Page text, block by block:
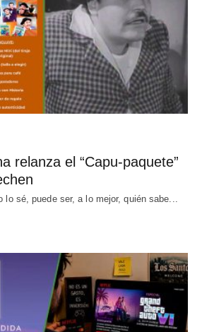
relanza el “Capu-paquete”
lo sé, puede ser, a lo mejor, quién sabe...